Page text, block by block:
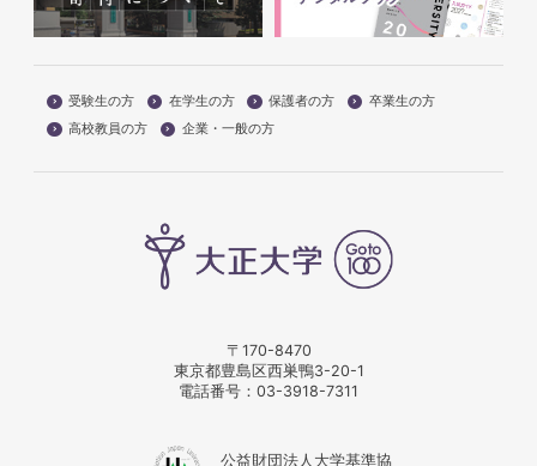
受験生の方 在学生の方 保護者の方
卒業生の方
高校教員の方
企業・一般の方
〒170-8470
東京都豊島区西巣鴨3-20-1
電話番号： 03-3918-7311
公益財団法人大学基準協